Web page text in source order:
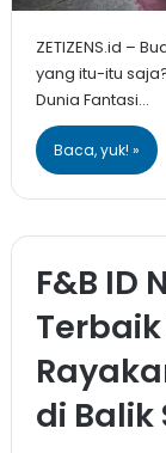
ZETIZENS.id –
yang itu-itu
Dunia Fantasi…
Baca, yuk! »
F&B ID
di Balik